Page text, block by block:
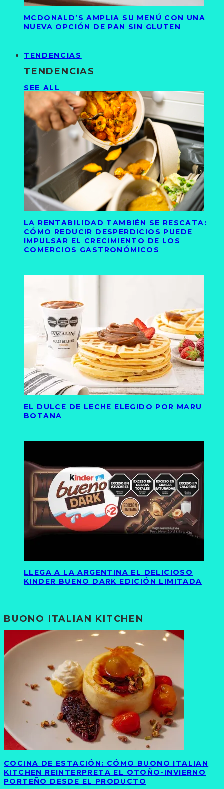
MCDONALD’S AMPLIA SU MENÚ CON UNA
NUEVA OPCIÓN DE PAN SIN GLUTEN
TENDENCIAS
TENDENCIAS
SEE ALL
LA RENTABILIDAD TAMBIÉN SE RESCATA:
CÓMO REDUCIR DESPERDICIOS PUEDE
IMPULSAR EL CRECIMIENTO DE LOS
COMERCIOS GASTRONÓMICOS
EL DULCE DE LECHE ELEGIDO POR MARU
BOTANA
LLEGA A LA ARGENTINA EL DELICIOSO
KINDER BUENO DARK EDICIÓN LIMITADA
BUONO ITALIAN KITCHEN
COCINA DE ESTACIÓN: CÓMO BUONO ITALIAN
KITCHEN REINTERPRETA EL OTOÑO-INVIERNO
PORTEÑO DESDE EL PRODUCTO